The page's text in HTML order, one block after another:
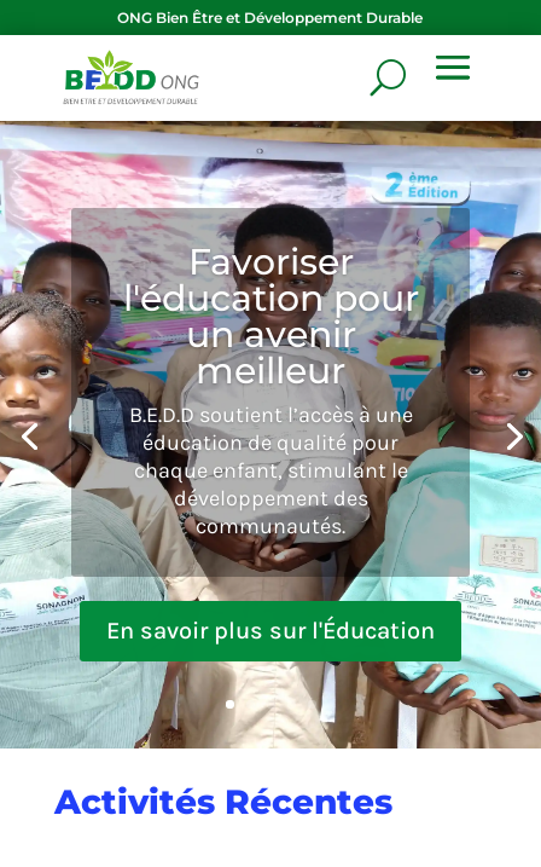
ONG Bien Être et Développement Durable
Soutenir les
femmes pour
une société plus
équitable
B.E.D.D aide les femmes à
s’autonomiser, favorisant leur
leadership et leur participation
active.
En savoir plus sur
l'Autonomisation des Femmes
Activités Récentes